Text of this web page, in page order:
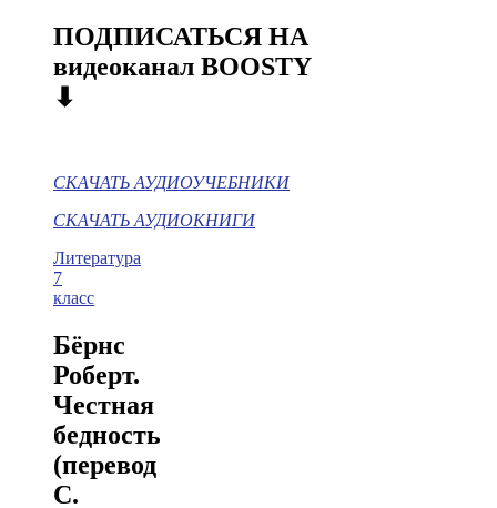
ПОДПИСАТЬСЯ НА
видеоканал BOOSTY
⬇
СКАЧАТЬ АУДИОУЧЕБНИКИ
СКАЧАТЬ АУДИОКНИГИ
Литература
7
класс
Бёрнс
Роберт.
Честная
бедность
(перевод
С.